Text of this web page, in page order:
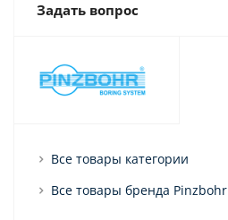
Задать вопрос
Все товары категории
Все товары бренда Pinzbohr